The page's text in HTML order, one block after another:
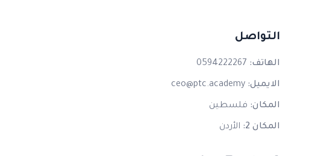
التواصل
الهاتف: 0594222267
الايميل: ceo@ptc.academy
المكان: فلسطين
المكان 2: الأردن